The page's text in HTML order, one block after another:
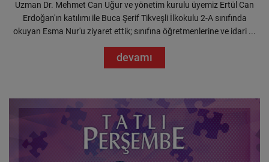
Uzman Dr. Mehmet Can Uğur ve yönetim kurulu üyemiz Ertül Can
Erdoğan'ın katılımı ile Buca Şerif Tikveşli İlkokulu 2-A sınıfında
okuyan Esma Nur'u ziyaret ettik; sınıfına öğretmenlerine ve idari ...
devamı